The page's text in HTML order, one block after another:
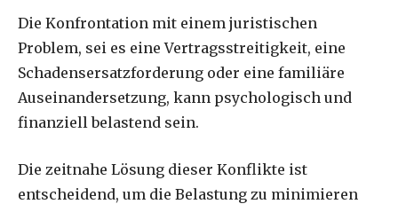
Die Konfrontation mit einem juristischen
Problem, sei es eine Vertragsstreitigkeit, eine
Schadensersatzforderung oder eine familiäre
Auseinandersetzung, kann psychologisch und
finanziell belastend sein.
Die zeitnahe Lösung dieser Konflikte ist
entscheidend, um die Belastung zu minimieren